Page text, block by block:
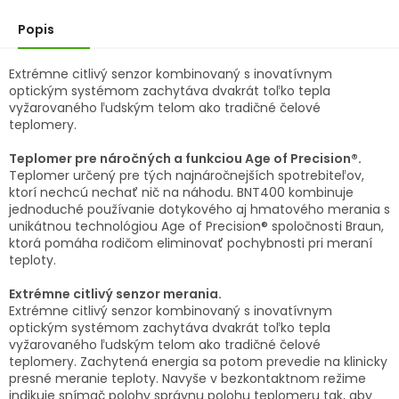
Popis
Extrémne citlivý senzor kombinovaný s inovatívnym
optickým systémom zachytáva dvakrát toľko tepla
vyžarovaného ľudským telom ako tradičné čelové
teplomery.
Teplomer pre náročných a funkciou Age of Precision®.
Teplomer určený pre tých najnáročnejších spotrebiteľov,
ktorí nechcú nechať nič na náhodu. BNT400 kombinuje
jednoduché používanie dotykového aj hmatového merania s
unikátnou technológiou Age of Precision® spoločnosti Braun,
ktorá pomáha rodičom eliminovať pochybnosti pri meraní
teploty.
Extrémne citlivý senzor merania.
Extrémne citlivý senzor kombinovaný s inovatívnym
optickým systémom zachytáva dvakrát toľko tepla
vyžarovaného ľudským telom ako tradičné čelové
teplomery. Zachytená energia sa potom prevedie na klinicky
presné meranie teploty. Navyše v bezkontaktnom režime
indikuje snímač polohy správnu polohu teplomeru tak, aby